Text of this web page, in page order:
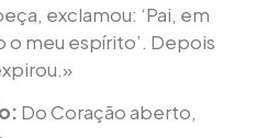
exclamou: ‘Pai, em
o meu espírito’. Depois
Do Coração aberto,